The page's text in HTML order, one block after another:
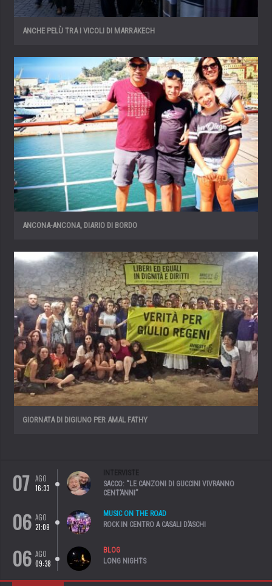
ANCHE PELÙ TRA I VICOLI DI MARRAKECH
ANCONA-ANCONA, DIARIO DI BORDO
GIORNATA DI DIGIUNO PER AMAL FATHY
07
AGO
16:33
INTERVISTE
SACCO: “LE CANZONI DI GUCCINI VIVRANNO
CENT’ANNI”
06 AGO
21:09
MUSIC ON THE ROAD
ROCK IN CENTRO A CASALI D’ASCHI
06 AGO
09:38
BLOG
LONG NIGHTS